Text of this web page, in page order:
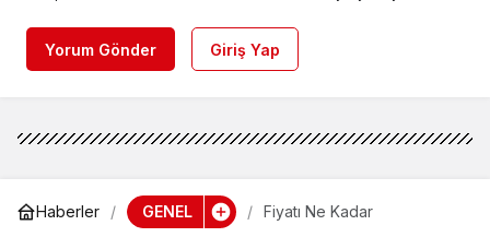
Yorum Gönder Giriş Yap
Haberler GENEL Fiyatı Ne Kadar